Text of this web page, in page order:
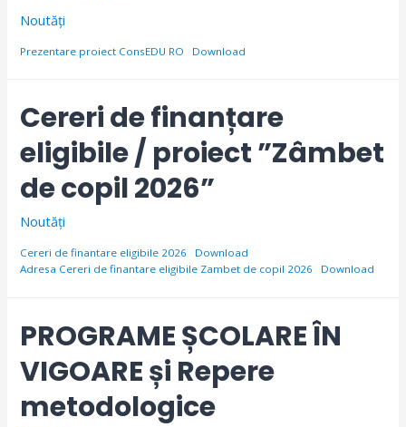
Noutăți
Prezentare proiect ConsEDU RO Download
Cereri de finanțare
eligibile / proiect ”Zâmbet
de copil 2026”
Noutăți
Cereri de finantare eligibile 2026
Download
Adresa Cereri de finantare eligibile Zambet de copil 2026
Download
PROGRAME ȘCOLARE ÎN
VIGOARE și Repere
metodologice